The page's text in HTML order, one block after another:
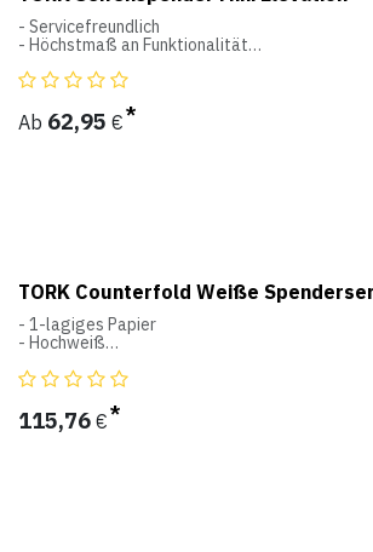
- Servicefreundlich
- Höchstmaß an Funktionalität
- Schlagfester Kunststoff
- Abschließbar
- Auch für Toilettensitzreiniger und
Höhe: 206
Tiefe: 114
Ab 62,95 €
TORK Counterfold Weiße
- 1-lagiges Papier
- Hochweiß
N1
System
115,76 €